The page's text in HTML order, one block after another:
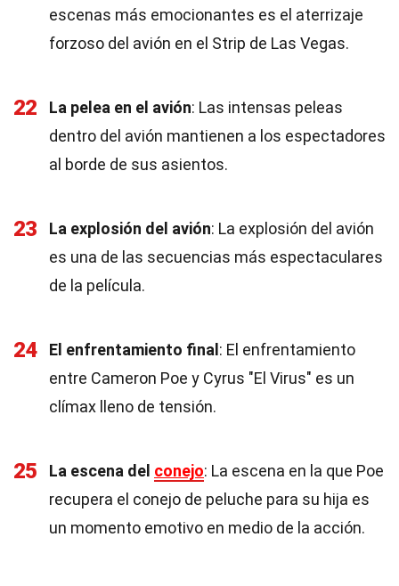
escenas más emocionantes es el aterrizaje
forzoso del avión en el Strip de Las Vegas.
22 La pelea en el avión: Las intensas peleas
dentro del avión mantienen a los espectadores
al borde de sus asientos.
23 La explosión del avión: La explosión del avión
es una de las secuencias más espectaculares
de la película.
24 El enfrentamiento final : El enfrentamiento
entre Cameron Poe y Cyrus "El Virus" es un
clímax lleno de tensión.
25 La escena del conejo: La escena en la que Poe
recupera el conejo de peluche para su hija es
un momento emotivo en medio de la acción.